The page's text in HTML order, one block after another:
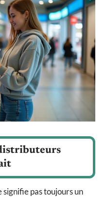
pas toujours un